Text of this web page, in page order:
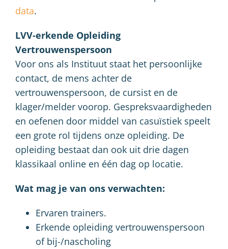
data.
LVV-erkende Opleiding
Vertrouwenspersoon
Voor ons als Instituut staat het persoonlijke
contact, de mens achter de
vertrouwenspersoon, de cursist en de
klager/melder voorop. Gespreksvaardigheden
en oefenen door middel van casuïstiek speelt
een grote rol tijdens onze opleiding. De
opleiding bestaat dan ook uit drie dagen
klassikaal online en één dag op locatie.
Wat mag je van ons verwachten:
Ervaren trainers.
Erkende opleiding vertrouwenspersoon
of bij-/nascholing